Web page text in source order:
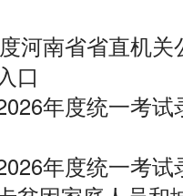
河南省省直机
口
年度统一考
年度统一考